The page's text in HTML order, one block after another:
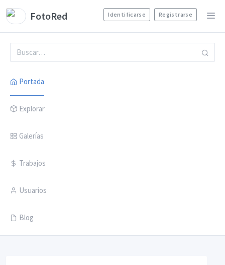
FotoRed Identificarse Registrarse
Portada
Explorar
Galerías
Trabajos
Usuarios
Blog